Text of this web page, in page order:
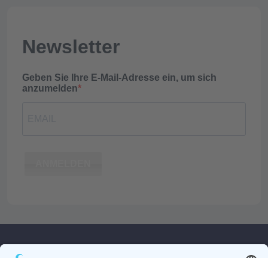
Newsletter
Geben Sie Ihre E-Mail-Adresse ein, um sich
anzumelden